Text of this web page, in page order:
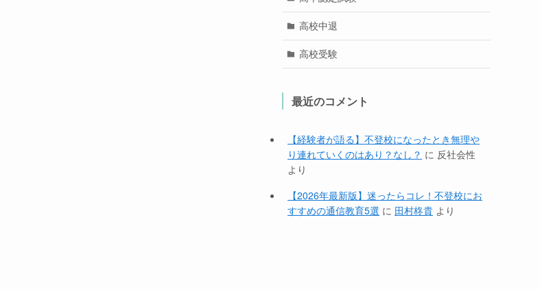
高校中退
高校受験
最近のコメント
【経験者が語る】不登校になったとき無理や
り連れていくのはあり？なし？ に 反社会性
より
【2026年最新版】迷ったらコレ！不登校にお
すすめの通信教育5選 に 田村柊貴 より